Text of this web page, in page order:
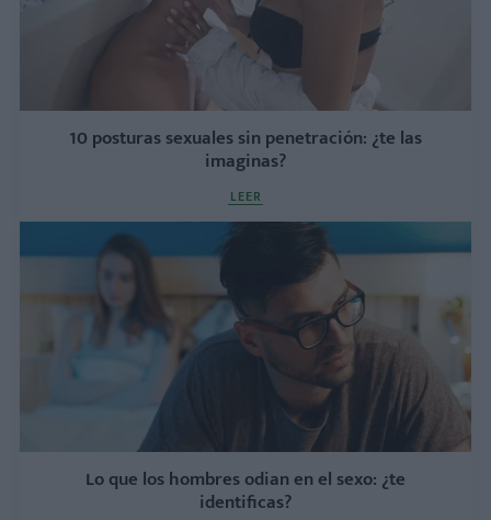
10 posturas sexuales sin penetración: ¿te las
imaginas?
LEER
Lo que los hombres odian en el sexo: ¿te
identificas?